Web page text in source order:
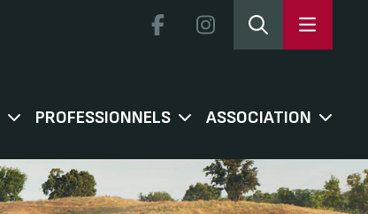
PROFESSIONNELS ASSOCIATION